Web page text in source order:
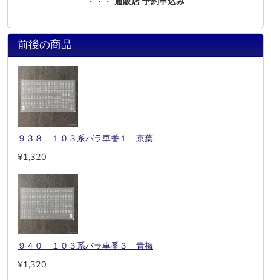
前後の商品
９３８ １０３系バラ車番１ 京葉
¥1,320
９４０ １０３系バラ車番３ 青梅
¥1,320